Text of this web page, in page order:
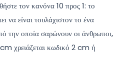
τον κανόνα 10 προς 1: το
να είναι τουλάχιστον το ένα
την οποία σαρώνουν οι άνθρωποι,
χρειάζεται κωδικό 2 cm ή